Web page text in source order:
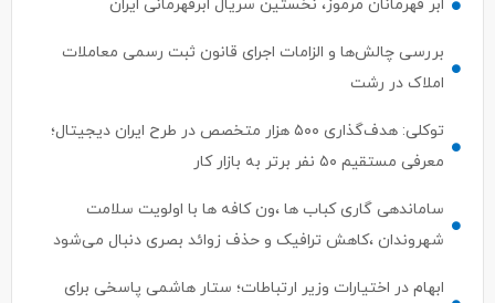
ابر قهرمانان مرموز، نخستین سریال ابرقهرمانی ایران
بررسی چالش‌ها و الزامات اجرای قانون ثبت رسمی معاملات
املاک در رشت
توکلی: هدف‌گذاری ۵۰۰ هزار متخصص در طرح ایران دیجیتال؛
معرفی مستقیم ۵۰ نفر برتر به بازار کار
ساماندهی گاری کباب ها ،ون کافه ها با اولویت سلامت
شهروندان ،کاهش ترافیک و حذف زوائد بصری دنبال می‌شود
ابهام در اختیارات وزیر ارتباطات؛ ستار هاشمی پاسخی برای